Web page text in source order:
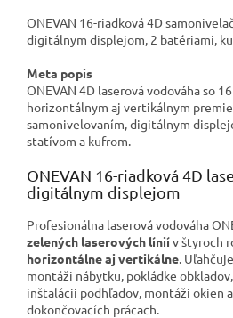
ONEVAN 16-riadková 4D
digitálnym displejom, 2 batériami,
Meta popis
ONEVAN 4D laserová vodováha so
horizontálnym aj vertikálnym
samonivelovaním, digitálnym
statívom a kufrom.
ONEVAN 16-riadková 4D
digitálnym displejom
Profesionálna laserová vodováha
zelených laserových líniív štyroch
horizontálne aj vertikálne.
montáži nábytku, pokládke
inštalácii podhľadov, montáži okien
dokončovacích prácach.